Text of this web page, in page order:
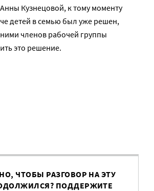
Кузнецовой, к тому моменту
детей в семью был уже решен,
членов рабочей группы
это решение.
ЧТОБЫ РАЗГОВОР НА ЭТУ
ПОДДЕРЖИТЕ